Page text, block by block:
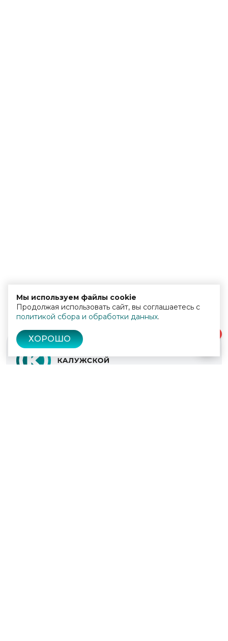
Мы используем файлы cookie
Продолжая использовать сайт, вы соглашаетесь с
политикой сбора и обработки данных.
ХОРОШО